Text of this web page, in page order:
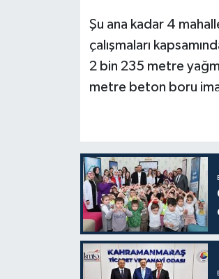
Şu ana kadar 4
çalışmaları
2 bin 235 metre
metre beton boru